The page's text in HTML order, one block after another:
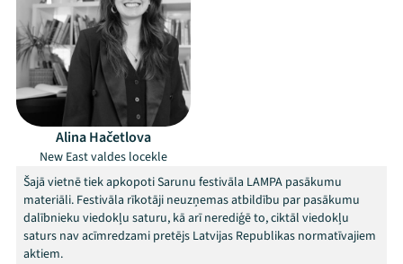
Festivāls
Programma
Arhīvs
Viņi bija LAMPĀ 2026
Jaunumi
Ziedo
Alina Hačetlova
New East valdes locekle
Šajā vietnē tiek apkopoti Sarunu festivāla LAMPA pasākumu
materiāli. Festivāla rīkotāji neuzņemas atbildību par pasākumu
dalībnieku viedokļu saturu, kā arī nerediģē to, ciktāl viedokļu
saturs nav acīmredzami pretējs Latvijas Republikas normatīvajiem
aktiem.